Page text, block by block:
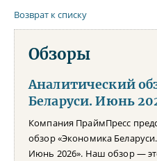
Возврат к списку
Обзоры
Аналитический
Беларуси. Июнь
Компания ПраймПресс
обзор «Экономика
Июнь 2026». Наш обзор —